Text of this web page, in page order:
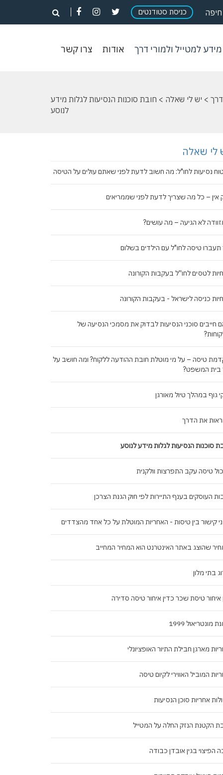
פתח
חיפוש
כניסת סטודנטים פתחפתח
חיפוש
פתח
חיפוש
חיפה
מידע למטייל ולמורי דרךמידעאודות אודות
צרו קשרצרו
> יש לי שאלה > חובת סוכנות הנסיעות לגלות מידע
לנוסע
לי שאלה
נסיעות לחו"ל: מה חשוב לדעת לפני שאתם עולים על הטיסה
אין – כל מה שצריך לדעת לפני שממריאים
לא הגיעה – מה עושים?
תעברו טיסה לחו"ל עם הילדים בשלום
לטסים לחו''ל בעקבות הקורונה
כניסה לישראל - בעקבות הקורונה
חייבים סוכני הנסיעות לבדוק את מסמכי הנסיעה של
טיסה – על מי מוטלת חובת ההודעה ללקוח? ומה חושב על
בית המשפט?
גוף במהלך טיול מאורגן
את הדרך
סוכנות הנסיעות לגלות מידע לנוסע
טיסה עקב התפרצות וולקנית
העוסקים בענף התיירות לפי חוק הגנת הצרכן
קישור בין טיסות - האחריות המוטלת על כל אחד מהצדדים
שהוצג באתר האינטרנט הוא המחיר המחייב
בתי מלון
איחור טיסת שכר כדין איחור טיסה סדירה
מונטריאול 1999
מארגן חבילת התיור האופציונלי
המוביל האווירי לקיום טיסה
אחריות סוכן הנסיעות
הקטנת הנזק החלה על המטייל
הפיצוי בגין אובדן כבודה